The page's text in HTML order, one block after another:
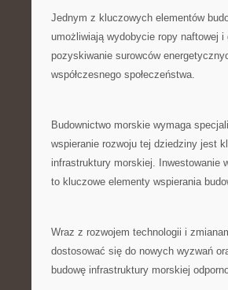
Jednym z‍ kluczowych elementów
umożliwiają wydobycie ropy naftowej
⁤pozyskiwanie surowców⁤
współczesnego społeczeństwa.
Budownictwo morskie wymaga
wspieranie ‌rozwoju ⁣tej dziedziny jest
infrastruktury morskiej. Inwestowanie
to‌ kluczowe elementy⁤ wspierania
Wraz z⁢ rozwojem technologii i
dostosować się do nowych wyzwań
budowę infrastruktury ​morskiej